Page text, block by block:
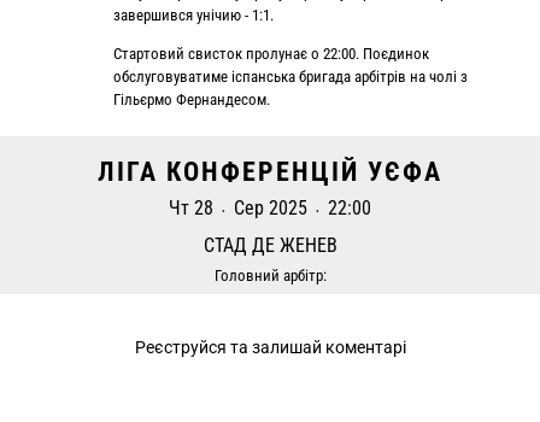
завершився унічию - 1:1.
Стартовий свисток пролунає о 22:00. Поєдинок
обслуговуватиме іспанська бригада арбітрів на чолі з
Гільєрмо Фернандесом.
ЛІГА КОНФЕРЕНЦІЙ УЄФА
Чт 28 • Сер 2025 •
22:00
СТАД ДЕ ЖЕНЕВ
Головний арбітр: